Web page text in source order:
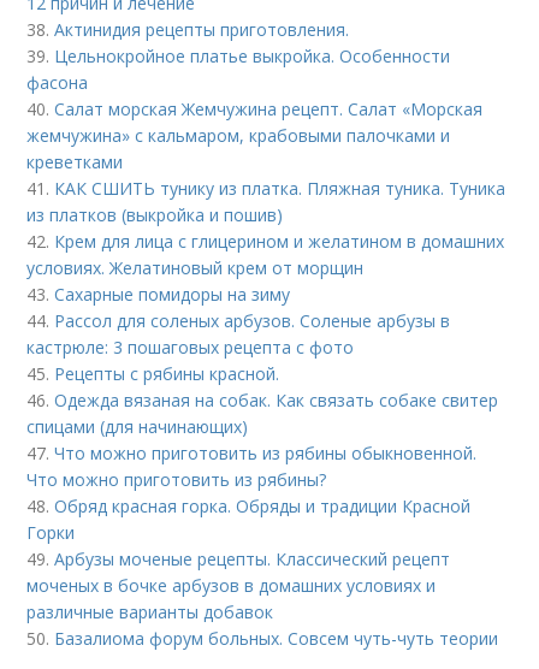
38.Актинидия рецепты приготовления.
39. Цельнокройное платье выкройка. Особенности
фасона
40.Салат морская Жемчужина рецепт. Салат «Морская
жемчужина» с кальмаром, крабовыми палочками и
креветками
41. КАК СШИТЬ тунику из платка. Пляжная туника. Туника
из платков (выкройка и пошив)
42. Крем для лица с глицерином и желатином в домашних
условиях. Желатиновый крем от морщин
43.Сахарные помидоры на зиму
44. Рассол для соленых арбузов. Соленые арбузы в
кастрюле: 3 пошаговых рецепта с фото
45. Рецепты с рябины красной.
46.Одежда вязаная на собак. Как связать собаке свитер
спицами (для начинающих)
47.Что можно приготовить из рябины обыкновенной.
Что можно приготовить из рябины?
48.Обряд красная горка. Обряды и традиции Красной
Горки
49.Арбузы моченые рецепты. Классический рецепт
моченых в бочке арбузов в домашних условиях и
различные варианты добавок
50. Базалиома форум больных. Совсем чуть-чуть теории